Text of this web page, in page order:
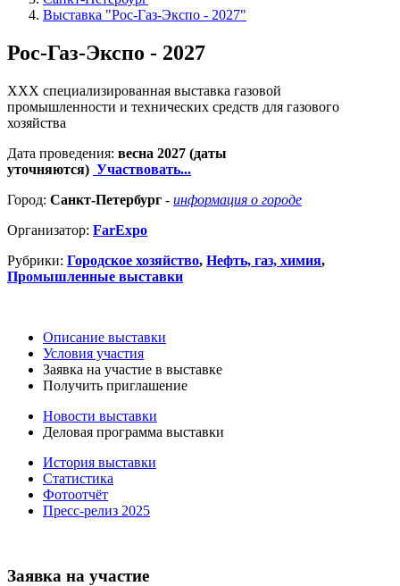
Выставка "Рос-Газ-Экспо - 2027"
Рос-Газ-Экспо - 2027
XXX специализированная выставка газовой
промышленности и технических средств для газового
хозяйства
Дата проведения: весна 2027 (даты
уточняются) Участвовать...
Город: Санкт-Петербург - информация о городе
Организатор: FarExpo
Рубрики: Городское хозяйство, Нефть, газ, химия,
Промышленные выставки
Описание выставки
Условия участия
Заявка на участие в выставке
Получить приглашение
Новости выставки
Деловая программа выставки
История выставки
Статистика
Фотоотчёт
Пресс-релиз 2025
Заявка на участие